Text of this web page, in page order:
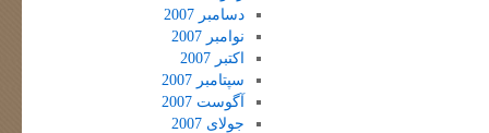
دسامبر 2007
نوامبر 2007
اکتبر 2007
سپتامبر 2007
آگوست 2007
جولای 2007